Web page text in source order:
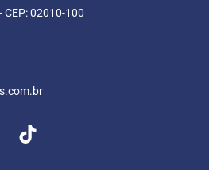
02010-100